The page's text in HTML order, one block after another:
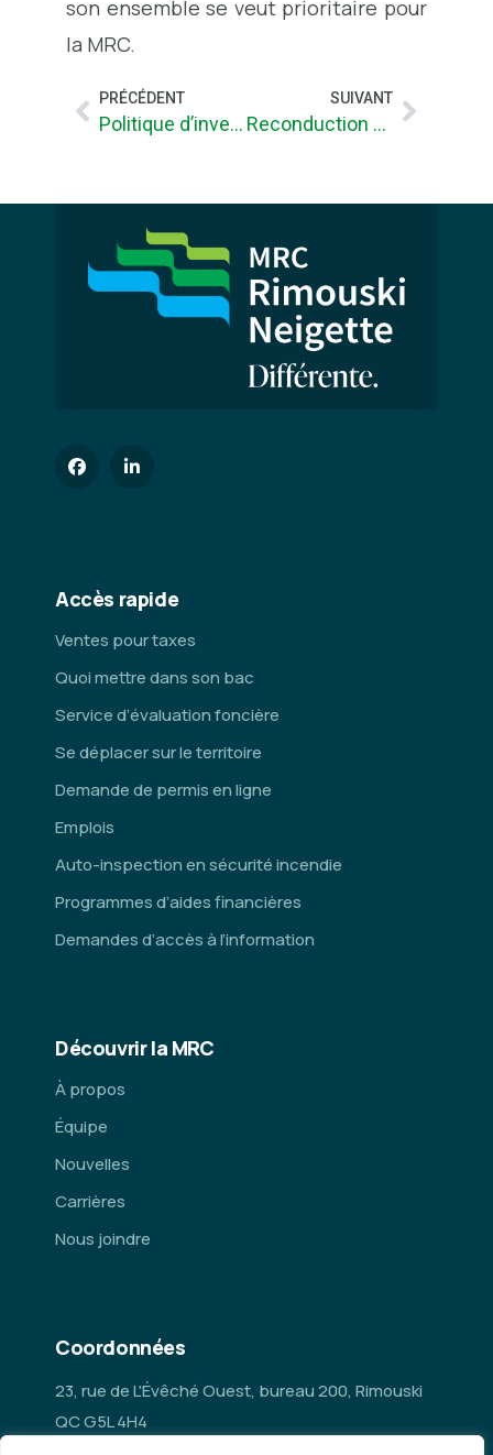
son ensemble se veut prioritaire pour
la MRC.
PRÉCÉDENT
Politique d’investissement de la SOPER -année 2016-17
SUIVANT
Reconduction du transport collectif rural de la MRC
Accès rapide
Ventes pour taxes
Quoi mettre dans son bac
Service d’évaluation foncière
Se déplacer sur le territoire
Demande de permis en ligne
Emplois
Auto-inspection en sécurité incendie
Programmes d’aides financières
Demandes d’accès à l’information
Découvrir la MRC
À propos
Équipe
Nouvelles
Carrières
Nous joindre
Coordonnées
23, rue de L'Évêché Ouest, bureau 200, Rimouski
QC G5L 4H4